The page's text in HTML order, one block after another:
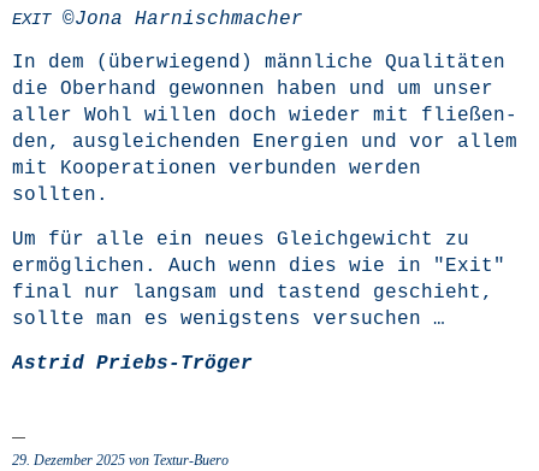
EXIT©Jona Harnischmacher
In dem (über­wie­gend) männ­li­che Qua­li­tä­ten
die Ober­hand gewon­nen haben und um unser
aller Wohl wil­len doch wie­der mit flie­ßen­
den, aus­glei­chen­den Ener­gien und vor allem
mit Koope­ra­tio­nen ver­bun­den wer­den
sollten.
Um für alle ein neu­es Gleich­ge­wicht zu
ermög­li­chen. Auch wenn dies wie in "Exit"
final nur lang­sam und tas­tend geschieht,
soll­te man es wenigs­tens versuchen …
Astrid Priebs-Trö­ger
29. Dezember 2025 von Textur-Buero